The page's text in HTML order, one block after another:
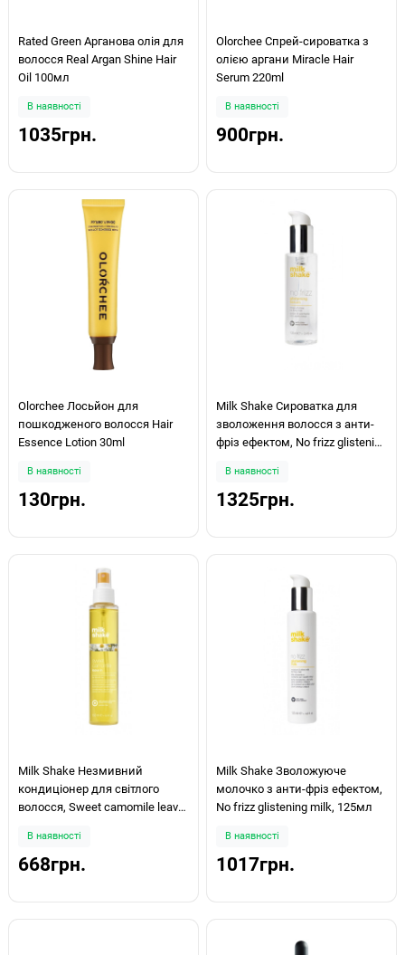
Rated Green Арганова олія для
волосся Real Argan Shine Hair
Oil 100мл
В наявності
1035грн.
Olorchee Спрей-сироватка з
олією аргани Miracle Hair
Serum 220ml
В наявності
900грн.
Olorchee Лосьйон для
пошкодженого волосся Hair
Essence Lotion 30ml
В наявності
130грн.
Milk Shake Сироватка для
зволоження волосся з анти-
фріз ефектом, No frizz glistening
В наявності
1325грн.
Milk Shake Незмивний
кондиціонер для світлого
волосся, Sweet camomile leave
В наявності
668грн.
Milk Shake Зволожуюче
молочко з анти-фріз ефектом,
No frizz glistening milk, 125мл
В наявності
1017грн.